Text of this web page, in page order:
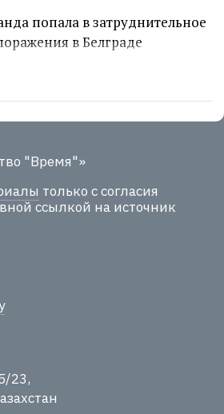
попала в затруднительное
в Белграде
"Время"»
только с согласия
ссылкой на источник
23,